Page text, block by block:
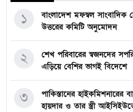
বাংলাদেশ মফস্বল সাংবাদিক
উত্তরের কমিটি অনুমোদন
১
শেখ পরিবারের স্বজনদের
এড়িয়ে বেশির ভাগই বিদেশে
২
পাকিস্তানের
হায়দার ও তার স্ত্রী
৩